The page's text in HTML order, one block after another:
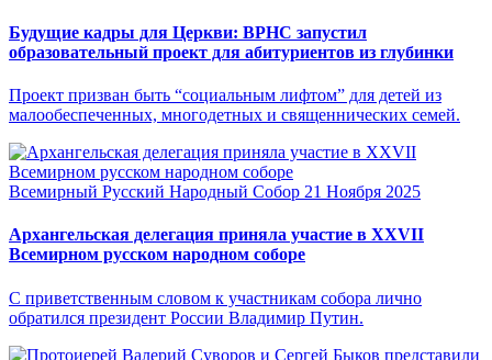
Будущие кадры для Церкви: ВРНС запустил
образовательный проект для абитуриентов из глубинки
Проект призван быть “социальным лифтом” для детей из
малообеспеченных, многодетных и священнических семей.
Всемирный Русский Народный Собор 21 Ноября 2025
Архангельская делегация приняла участие в XXVII
Всемирном русском народном соборе
С приветственным словом к участникам собора лично
обратился президент России Владимир Путин.